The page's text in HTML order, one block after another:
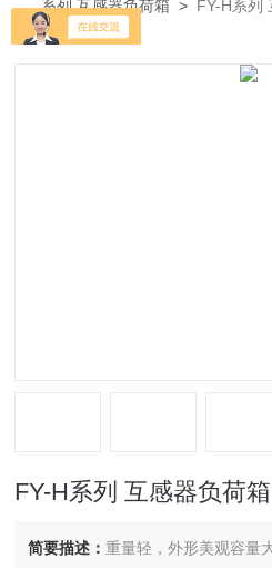
系列 互感器负荷箱 > FY-H系列
FY-H系列 互感器负荷箱
简要描述：重量轻，外形美观容量